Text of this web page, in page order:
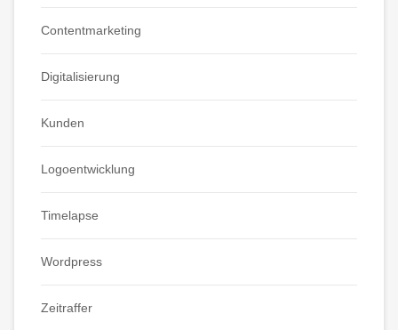
Contentmarketing
Digitalisierung
Kunden
Logoentwicklung
Timelapse
Wordpress
Zeitraffer